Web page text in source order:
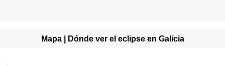
Mapa | Dónde ver el eclipse en Galicia